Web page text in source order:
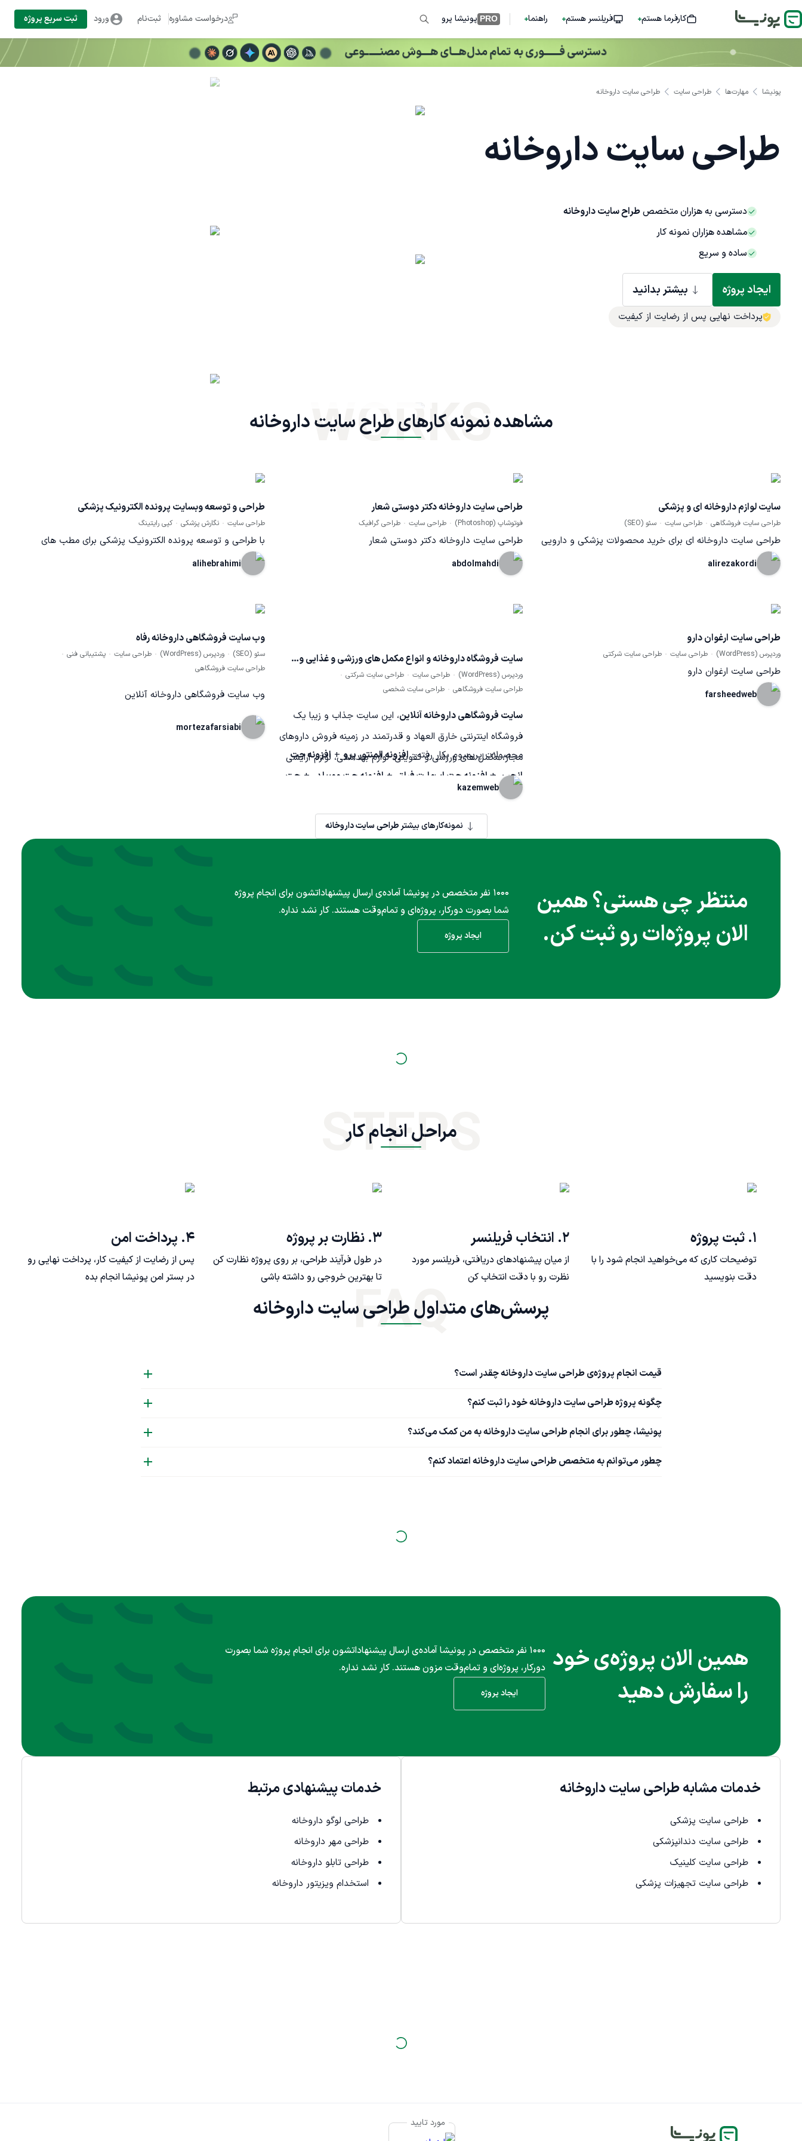
کارفرما هستم فریلنسر هستم راهنما PRO پونیشا پرو درخواست مشاوره ثبت‌نام ورود ثبت سریع پروژه
پونیشا مهارت‌ها طراحی سایت طراحی سایت داروخانه
طراحی سایت داروخانه
دسترسی به هزاران متخصصطراح سایت داروخانه
مشاهده هزاران نمونه کار
ساده و سریع
ایجاد پروژه بیشتر بدانید
پرداخت نهایی پس از رضایت از کیفیت
مشاهده نمونه کارهای طراح سایت داروخانه
WORKS
سایت لوازم داروخانه ای و پزشکی
طراحی سایت فروشگاهی طراحی سایت سئو (SEO)
طراحی سایت داروخانه ای برای خرید محصولات پزشکی و دارویی
alirezakordi
طراحی سایت داروخانه دکتر دوستی شعار
فوتوشاپ (Photoshop) طراحی سایت طراحی گرافیک
طراحی سایت داروخانه دکتر دوستی شعار
abdolmahdi
طراحی و توسعه وبسایت پرونده الکترونیک پزشکی
طراحی سایت نگارش پزشکی کپی رایتینگ
با طراحی و توسعه پرونده الکترونیک پزشکی برای مطب های
پزشکی و داروخانه ها این امکان را فراهم کردیم تا پزشک بیمار و
در ارتباط باشند.
alihebrahimi
طراحی سایت ارغوان دارو
وردپرس (WordPress) طراحی سایت طراحی سایت شرکتی
طراحی سایت ارغوان دارو
farsheedweb
سایت فروشگاه داروخانه و انواع مکمل های ورزشی و غذایی و…
وردپرس (WordPress) طراحی سایت
طراحی سایت شرکتی
طراحی سایت فروشگاهی
طراحی سایت شخصی
سایت فروشگاهی داروخانه آنلاین، این سایت جذاب و زیبا یک
فروشگاه اینترنتی خارق العهاد و قدرتمند در زمینه فروش داروهای
مجاز، مکمل های ورزشی و تقویتی، لوازم بهداشتی، لوازم آرایشی
و… میباشد. در طراحی این سایت علاوه بر رعایت موارد مربوط به
زیبایی ظاهری بصری، سعی شده است یک وب سایت قدرتمند و
خارق العاده برای شما طراحی و آماده شود.
محصولات پریمیوم بکار رفته :افزونه المنتور پرو+ افزونه جت
انجین + افزونه جت اسمارت فیلتر + افزونه جت ووبیلدر + جت
سرچ
kazemweb
وب سایت فروشگاهی داروخانه رفاه
سئو (SEO) وردپرس (WordPress) طراحی سایت
پشتیبانی فنی
طراحی سایت فروشگاهی
وب سایت فروشگاهی داروخانه آنلاین
mortezafarsiabi
نمونه‌کارهای بیشتر طراحی سایت داروخانه
منتظر چی هستی؟ همین
الان پروژه‌ات رو ثبت کن.
۱۰۰۰ نفر متخصص در پونیشا آماده‌ی ارسال پیشنهاداتشون برای انجام پروژه
شما بصورت دورکار، پروژه‌ای و تمام‌وقت هستند. کار نشد نداره.
ایجاد پروژه
مراحل انجام کار
STEPS
۱. ثبت پروژه
توضیحات کاری که می‌خواهید انجام شود را با
دقت بنویسید
۲. انتخاب فریلنسر
از میان پیشنهادهای دریافتی، فریلنسر مورد
نظرت رو با دقت انتخاب کن
۳. نظارت بر پروژه
در طول فرآیند طراحی، بر روی پروژه نظارت کن
تا بهترین خروجی رو داشته باشی
۴. پرداخت امن
پس از رضایت از کیفیت کار، پرداخت نهایی رو
در بستر امن پونیشا انجام بده
پرسش‌های متداول طراحی سایت داروخانه FAQ
قیمت انجام پروژه‌ی طراحی سایت داروخانه چقدر است؟
چگونه پروژه طراحی سایت داروخانه خود را ثبت کنم؟
پونیشا، چطور برای انجام طراحی سایت داروخانه به من کمک می‌کند؟
چطور می‌توانم به متخصص طراحی سایت داروخانه اعتماد کنم؟
همین الان پروژه‌ی خود
را سفارش دهید
۱۰۰۰ نفر متخصص در پونیشا آماده‌ی ارسال پیشنهاداتشون برای انجام پروژه شما بصورت
دورکار، پروژه‌ای و تمام‌وقت مزون هستند. کار نشد نداره.
ایجاد پروژه
خدمات مشابه طراحی سایت داروخانه
طراحی سایت پزشکی
طراحی سایت دندانپزشکی
طراحی سایت کلینیک
طراحی سایت تجهیزات پزشکی
خدمات پیشنهادی مرتبط
طراحی لوگو داروخانه
طراحی مهر داروخانه
طراحی تابلو داروخانه
استخدام ویزیتور داروخانه
مورد تایید